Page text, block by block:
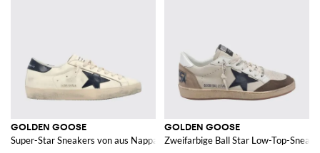
GOLDEN GOOSE
Super-Star Sneakers von aus Nappa- und Kalbsleder im Distressed-Look
GOLDEN GOOSE
Zweifarbige Ball Star Low-Top-